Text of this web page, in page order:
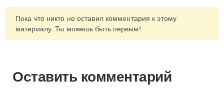
Пока что никто не оставил комментария к этому
материалу. Ты можешь быть первым!
Оставить комментарий